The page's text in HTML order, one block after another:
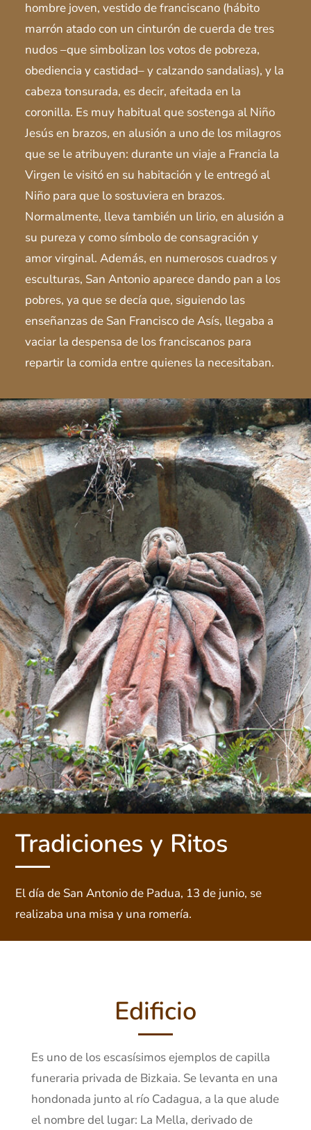
hombre joven, vestido de franciscano (hábito
marrón atado con un cinturón de cuerda de tres
nudos –que simbolizan los votos de pobreza,
obediencia y castidad– y calzando sandalias), y la
cabeza tonsurada, es decir, afeitada en la
coronilla. Es muy habitual que sostenga al Niño
Jesús en brazos, en alusión a uno de los milagros
que se le atribuyen: durante un viaje a Francia la
Virgen le visitó en su habitación y le entregó al
Niño para que lo sostuviera en brazos.
Normalmente, lleva también un lirio, en alusión a
su pureza y como símbolo de consagración y
amor virginal. Además, en numerosos cuadros y
esculturas, San Antonio aparece dando pan a los
pobres, ya que se decía que, siguiendo las
enseñanzas de San Francisco de Asís, llegaba a
vaciar la despensa de los franciscanos para
repartir la comida entre quienes la necesitaban.
Tradiciones y Ritos
El día de San Antonio de Padua, 13 de junio, se
realizaba una misa y una romería.
Edificio
Es uno de los escasísimos ejemplos de capilla
funeraria privada de Bizkaia. Se levanta en una
hondonada junto al río Cadagua, a la que alude
el nombre del lugar: La Mella, derivado de